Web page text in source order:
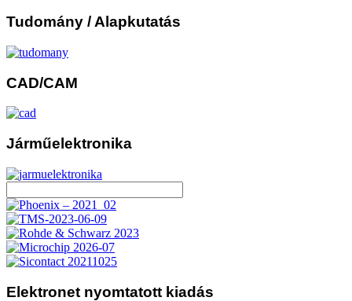
Tudomány / Alapkutatás
CAD/CAM
Járműelektronika
Elektronet nyomtatott kiadás